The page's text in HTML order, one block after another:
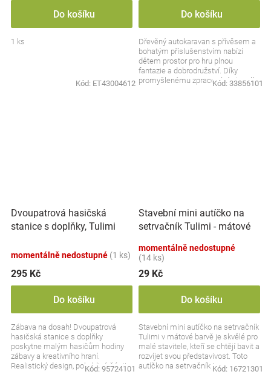
Do košíku
1 ks
Kód: ET43004612
Do košíku
Dřevěný autokaravan s přívěsem a
bohatým příslušenstvím nabízí
dětem prostor pro hru plnou
fantazie a dobrodružství. Díky
promyšlenému zpracování si malí
Kód: 33856101
Dvoupatrová hasičská
stanice s doplňky, Tulimi
momentálně nedostupné (1 ks)
295 Kč
Do košíku
Zábava na dosah! Dvoupatrová
hasičská stanice s doplňky
poskytne malým hasičům hodiny
zábavy a kreativního hraní.
Realistický design, pohyblivé části a
Kód: 95724101
Stavební mini autíčko na
setrvačník Tulimi - mátové
momentálně nedostupné
(14 ks)
29 Kč
Do košíku
Stavební mini autíčko na setrvačník
Tulimi v mátové barvě je skvělé pro
malé stavitele, kteří se chtějí bavit a
rozvíjet svou představivost. Toto
autíčko na setrvačník je...
Kód: 16721301